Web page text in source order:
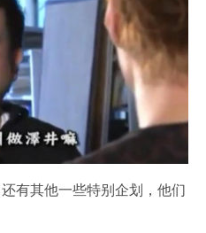
有其他一些特别企划，他们